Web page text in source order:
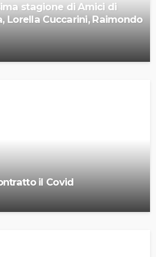
stagione di Amici di
Lorella Cuccarini, Raimondo
il Covid